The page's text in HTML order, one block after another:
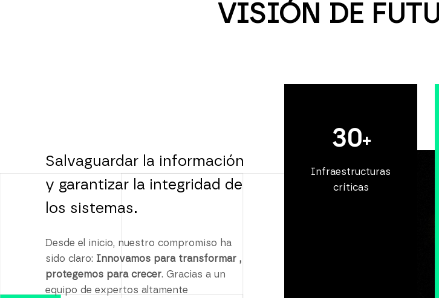
VISIÓN DE
Salvaguardar la información
y garantizar la integridad de
los sistemas.
Desde el inicio, nuestro compromiso ha
sido claro: Innovamos para transformar ,
protegemos para crecer. Gracias a un
equipo de expertos altamente
30+
Infraestructuras
críticas